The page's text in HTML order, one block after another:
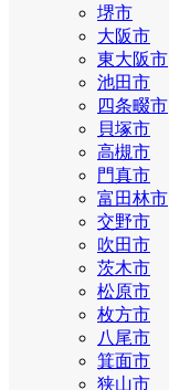
堺市
大阪市
東大阪市
池田市
四条畷市
貝塚市
高槻市
門真市
富田林市
交野市
吹田市
茨木市
松原市
枚方市
八尾市
箕面市
狭山市